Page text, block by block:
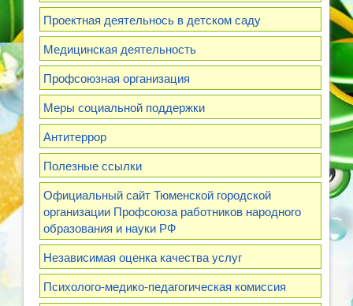
Проектная деятельнось в детском саду
Медицинская деятельность
Профсоюзная организация
Меры социальной поддержки
Антитеррор
Полезные ссылки
Официальный сайт Тюменской городской
организации Профсоюза работников народного
образования и науки РФ
Независимая оценка качества услуг
Психолого-медико-педагогическая комиссия